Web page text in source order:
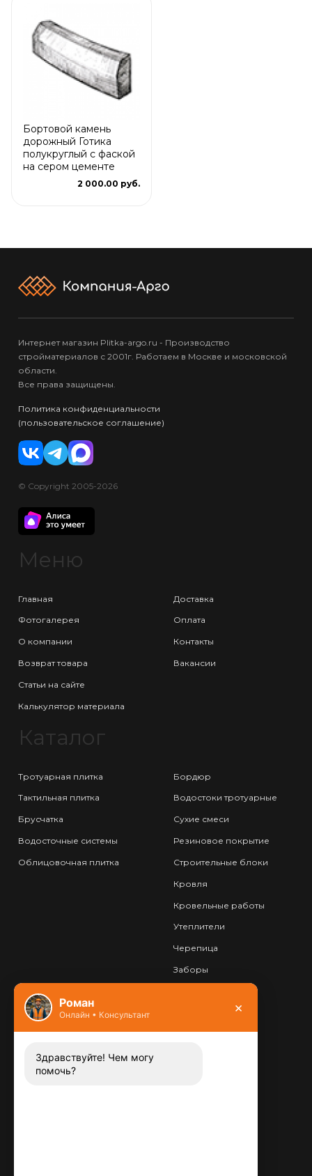
Бортовой камень
дорожный Готика
полукруглый с фаской
на сером цементе
2 000.00 руб.
Интернет магазин Plitka-argo.ru - Производство
стройматериалов с 2001г. Работаем в Москве и московской
области.
Все права защищены.
Политика конфиденциальности
(пользовательское соглашение)
© Copyright 2005-2026
Меню
Главная
Фотогалерея
О компании
Возврат товара
Статьи на сайте
Калькулятор материала
Доставка
Оплата
Контакты
Вакансии
Каталог
Тротуарная плитка
Тактильная плитка
Брусчатка
Водосточные системы
Облицовочная плитка
Бордюр
Водостоки тротуарные
Сухие смеси
Резиновое покрытие
Строительные блоки
Кровля
Кровельные работы
Утеплители
Черепица
Заборы
Контакты
Заказать звонок
Роман
Онлайн • Консультант ×
Здравствуйте! Чем могу
помочь?